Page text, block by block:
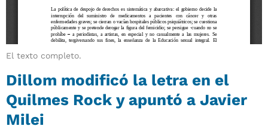
El texto completo.
Dillom modificó la letra en el
Quilmes Rock y apuntó a Javier
Milei